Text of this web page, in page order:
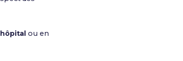
ou en